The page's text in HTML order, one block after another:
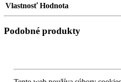
Vlastnosť Hodnota
Podobné produkty